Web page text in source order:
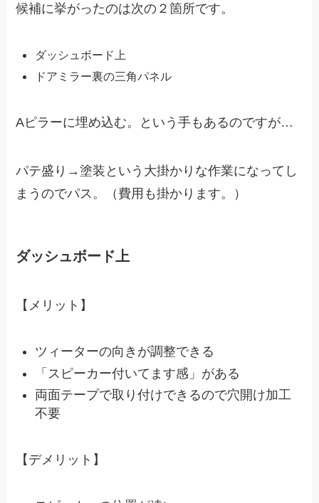
候補に挙がったのは次の２箇所です。
ダッシュボード上
ドアミラー裏の三角パネル
Aピラーに埋め込む。という手もあるのですが…
パテ盛り→塗装という大掛かりな作業になってし
まうのでパス。（費用も掛かります。）
ダッシュボード上
【メリット】
ツィーターの向きが調整できる
「スピーカー付いてます感」がある
両面テープで取り付けできるので穴開け加工
不要
【デメリット】